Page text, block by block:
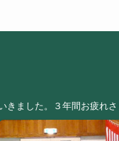
ました。３年間お疲れ